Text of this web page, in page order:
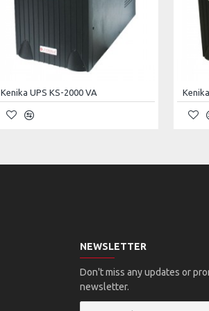
Kenika UPS KS-2000 VA
NEWSLETTER
Don't miss any updates or
newsletter.